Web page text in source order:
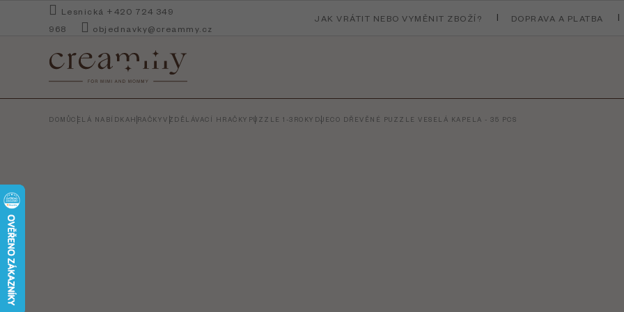
Lesnická +420 724 349
968
objednavky@creammy.cz
JAK VRÁTIT NEBO VYMĚNIT ZBOŽÍ? DOPRAVA A PLATBA
DOMŮCELÁ NABÍDKAHRAČKYVZDĚLÁVACÍ HRAČKY PUZZLE 1-3ROKY DJECO DŘEVĚNÉ PUZZLE VESELÁ KAPELA - 35 PCS